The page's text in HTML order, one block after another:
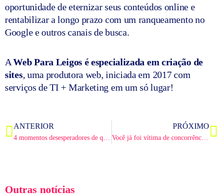
oportunidade de eternizar seus conteúdos online e
rentabilizar a longo prazo com um ranqueamento no
Google e outros canais de busca.
AWeb Para Leigos é especializada em criação de
sites, uma produtora web, iniciada em 2017 com
serviços de TI + Marketing em um só lugar!
Anterior
ANTERIOR PRÓXIMO
Você já foi vítima de concorrência desleal?
Outras notícias